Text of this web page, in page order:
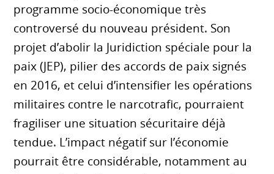
programme socio-économique très
controversé du nouveau président. Son
projet d’abolir la Juridiction spéciale pour la
paix (JEP), pilier des accords de paix signés
en 2016, et celui d’intensifier les opérations
militaires contre le narcotrafic, pourraient
fragiliser une situation sécuritaire déjà
tendue. L’impact négatif sur l’économie
pourrait être considérable, notamment au